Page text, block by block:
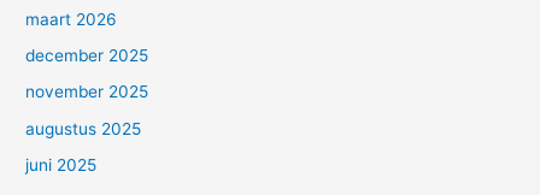
maart 2026
december 2025
november 2025
augustus 2025
juni 2025